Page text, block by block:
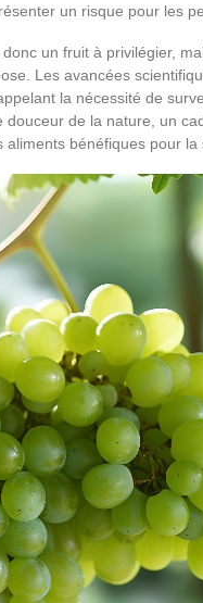
un risque pour les
un fruit à privilégier,
Les avancées
la nécessité de
de la nature, un
bénéfiques pour la